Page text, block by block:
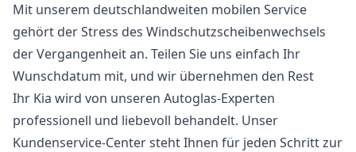
Mit unserem deutschlandweiten mobilen Service
gehört der Stress des Windschutzscheibenwechsels
der Vergangenheit an. Teilen Sie uns einfach Ihr
Wunschdatum mit, und wir übernehmen den Rest
Ihr Kia wird von unseren Autoglas-Experten
professionell und liebevoll behandelt. Unser
Kundenservice-Center steht Ihnen für jeden Schritt zur